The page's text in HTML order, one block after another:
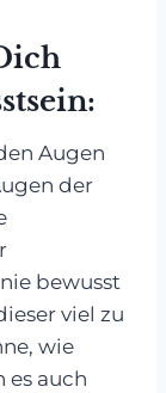
Augen
der
bewusst
viel zu
wie
es auch